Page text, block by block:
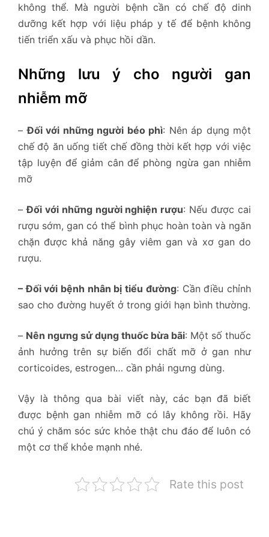
không thể. Mà người bệnh cần có chế độ dinh
dưỡng kết hợp với liệu pháp y tế để bệnh không
tiến triển xấu và phục hồi dần.
Những lưu ý cho người gan
nhiễm mỡ
–Đối với những người béo phì: Nên áp dụng một
chế độ ăn uống tiết chế đồng thời kết hợp với việc
tập luyện để giảm cân để phòng ngừa gan nhiễm
mỡ
–Đối với những người nghiện rượu: Nếu được cai
rượu sớm, gan có thể bình phục hoàn toàn và ngăn
chặn được khả năng gây viêm gan và xơ gan do
rượu.
– Đối với bệnh nhân bị tiểu đường: Cần điều chỉnh
sao cho đường huyết ở trong giới hạn bình thường.
– Nên ngưng sử dụng thuốc bừa bãi: Một số thuốc
ảnh hưởng trên sự biến đổi chất mỡ ở gan như
corticoides, estrogen… cần phải ngưng dùng.
Vậy là thông qua bài viết này, các bạn đã biết
được bệnh gan nhiễm mỡ có lây không rồi. Hãy
chú ý chăm sóc sức khỏe thật chu đáo để luôn có
một cơ thể khỏe mạnh nhé.
Rate this post